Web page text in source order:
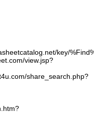
key/
view.jsp?
share_search.php?